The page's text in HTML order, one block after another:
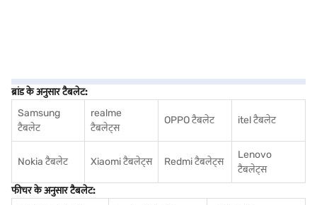
ब्रांड के अनुसार टैबलेट:
Samsung
टैबलेट
realme
टैबलेट्स
OPPO टैबलेट itel टैबलेट
Nokia टैबलेट Xiaomi टैबलेट्स Redmi टैबलेट्स
Lenovo
टैबलेट्स
फीचर के अनुसार टैबलेट: